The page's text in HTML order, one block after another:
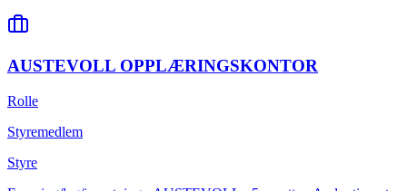
AUSTEVOLL OPPLÆRINGSKONTOR
Rolle
Styremedlem
Styre